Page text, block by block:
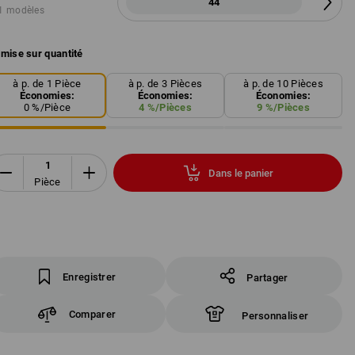
modèles
sur quantité
à p. de 1 Pièce
Économies:
0%/Pièce
à p. de 3 Pièces
Économies:
4 %/Pièces
à p. de 10 Pièces
Économies:
9 %/Pièces
Pièce
Dans le panier
Enregistrer Partager
Comparer Personnaliser